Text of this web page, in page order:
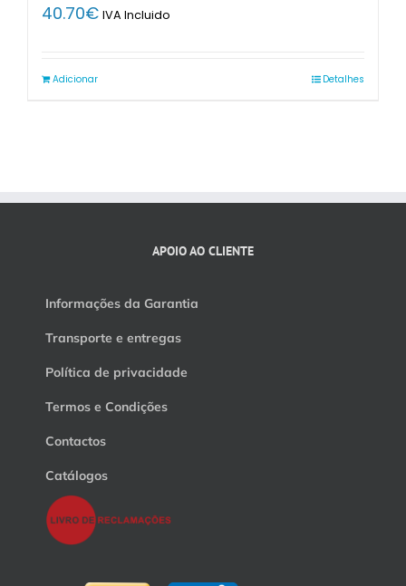
40.70€ IVA Incluido
Adicionar Detalhes
APOIO AO CLIENTE
Informações da Garantia
Transporte e entregas
Política de privacidade
Termos e Condições
Contactos
Catálogos